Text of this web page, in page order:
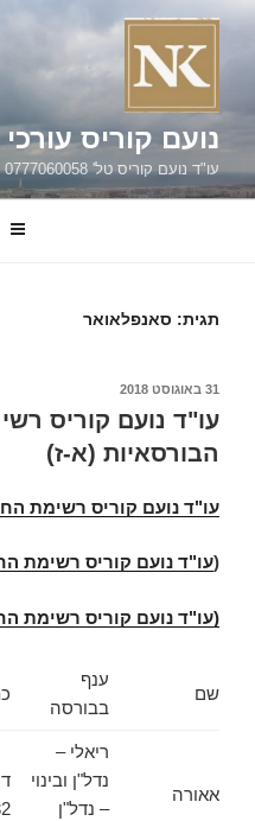
נועם קוריס עורכי
עו"ד נועם קוריס טל' 0777060058
תגית:סאנפלאואר
פורסם
עו"ד נועם קוריס
הבורסאיות (א-ז)
עו"ד נועם קוריס רשימת
עו"ד נועם קוריס רשימת
(עו"ד נועם קוריס רשימת
שם
ענף
בבורסה
אאורה
ריאלי –
נדל"ן ובינוי
– נדל"ן
132, תל-אביב